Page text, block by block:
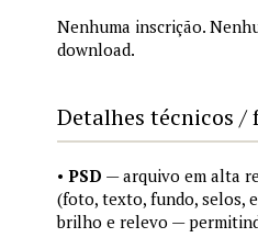
Nenhuma inscrição.
download.
Detalhes técnicos
• PSD — arquivo em alta
(foto, texto, fundo, selos,
brilho e relevo —